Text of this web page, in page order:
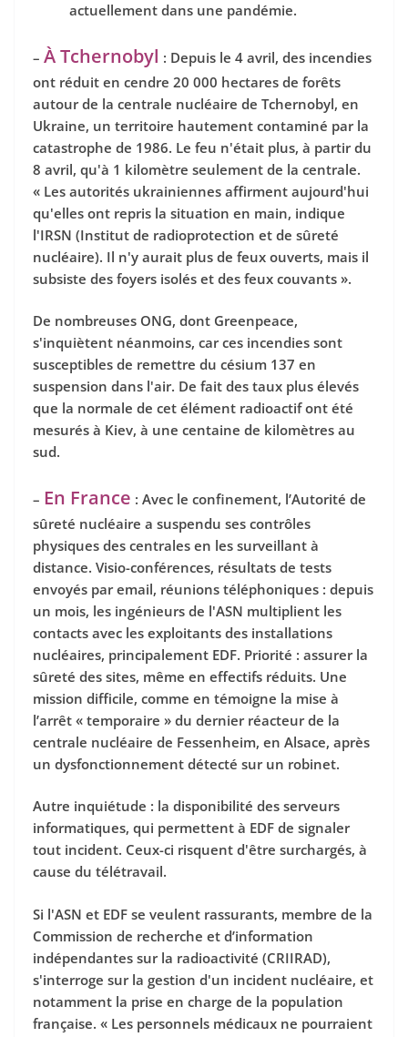
actuellement dans une pandémie.
– À Tchernobyl : Depuis le 4 avril, des incendies
ont réduit en cendre 20 000 hectares de forêts
autour de la centrale nucléaire de Tchernobyl, en
Ukraine, un territoire hautement contaminé par la
catastrophe de 1986. Le feu n'était plus, à partir du
8 avril, qu'à 1 kilomètre seulement de la centrale.
« Les autorités ukrainiennes affirment aujourd'hui
qu'elles ont repris la situation en main, indique
l'IRSN (Institut de radioprotection et de sûreté
nucléaire). Il n'y aurait plus de feux ouverts, mais il
subsiste des foyers isolés et des feux couvants ».
De nombreuses ONG, dont Greenpeace,
s'inquiètent néanmoins, car ces incendies sont
susceptibles de remettre du césium 137 en
suspension dans l'air. De fait des taux plus élevés
que la normale de cet élément radioactif ont été
mesurés à Kiev, à une centaine de kilomètres au
sud.
– En France : Avec le confinement, l’Autorité de
sûreté nucléaire a suspendu ses contrôles
physiques des centrales en les surveillant à
distance. Visio-conférences, résultats de tests
envoyés par email, réunions téléphoniques : depuis
un mois, les ingénieurs de l'ASN multiplient les
contacts avec les exploitants des installations
nucléaires, principalement EDF. Priorité : assurer la
sûreté des sites, même en effectifs réduits. Une
mission difficile, comme en témoigne la mise à
l’arrêt « temporaire » du dernier réacteur de la
centrale nucléaire de Fessenheim, en Alsace, après
un dysfonctionnement détecté sur un robinet.
Autre inquiétude : la disponibilité des serveurs
informatiques, qui permettent à EDF de signaler
tout incident. Ceux-ci risquent d'être surchargés, à
cause du télétravail.
Si l'ASN et EDF se veulent rassurants, membre de la
Commission de recherche et d’information
indépendantes sur la radioactivité (CRIIRAD),
s'interroge sur la gestion d'un incident nucléaire, et
notamment la prise en charge de la population
française. « Les personnels médicaux ne pourraient